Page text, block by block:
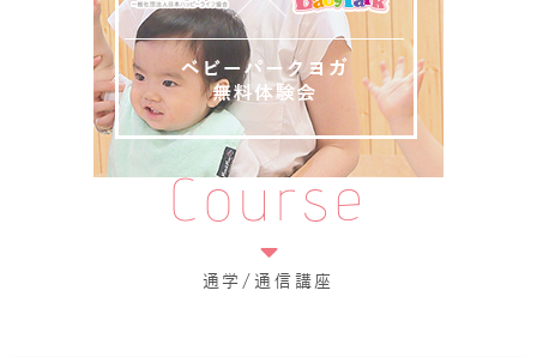
Course
通学/通信講座